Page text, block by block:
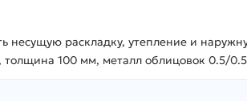
несущую раскладку, утепление и
100 мм, металл облицовок 0.5/0.5,